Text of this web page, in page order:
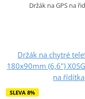
Držák na GPS na
Držák na chytré
180x90mm (6,6")
na řídítka
SLEVA 8%